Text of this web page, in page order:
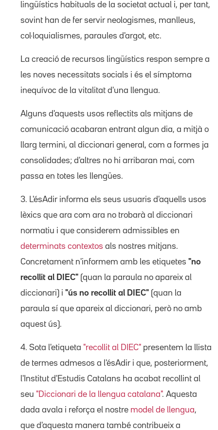
lingüístics habituals de la societat actual i, per tant,
sovint han de fer servir neologismes, manlleus,
col·loquialismes, paraules d'argot, etc.
La creació de recursos lingüístics respon sempre a
les noves necessitats socials i és el símptoma
inequívoc de la vitalitat d'una llengua.
Alguns d'aquests usos reflectits als mitjans de
comunicació acabaran entrant algun dia, a mitjà o
llarg termini, al diccionari general, com a formes ja
consolidades; d'altres no hi arribaran mai, com
passa en totes les llengües.
3. L'ésAdir informa els seus usuaris d'aquells usos
lèxics que ara com ara no trobarà al diccionari
normatiu i que considerem admissibles en
determinats contextos als nostres mitjans.
Concretament n'informem amb les etiquetes "no
recollit al DIEC" (quan la paraula no apareix al
diccionari) i "ús no recollit al DIEC" (quan la
paraula sí que apareix al diccionari, però no amb
aquest ús).
4. Sota l'etiqueta "recollit al DIEC" presentem la llista
de termes admesos a l'ésAdir i que, posteriorment,
l'Institut d'Estudis Catalans ha acabat recollint al
seu "Diccionari de la llengua catalana". Aquesta
dada avala i reforça el nostre model de llengua,
que d'aquesta manera també contribueix a